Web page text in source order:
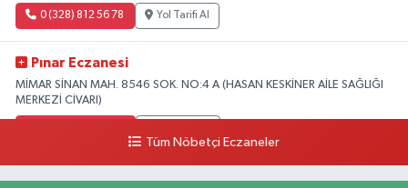
0 (328) 812 56 78 Yol Tarifi Al
Pınar Eczanesi
MİMAR SİNAN MAH. 8546 SOK. NO:4 A (HASAN KESKİNER AİLE SAĞLIĞI
MERKEZİ CİVARI)
Tüm Nöbetçi Eczaneler